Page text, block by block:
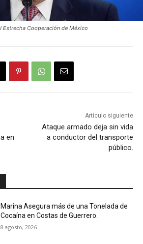
Estrecha Cooperación de México
en
Artículo siguiente
Ataque armado deja sin vida
a conductor del transporte
público.
Marina Asegura más de una Tonelada de
Cocaína en Costas de Guerrero.
8 agosto, 2026